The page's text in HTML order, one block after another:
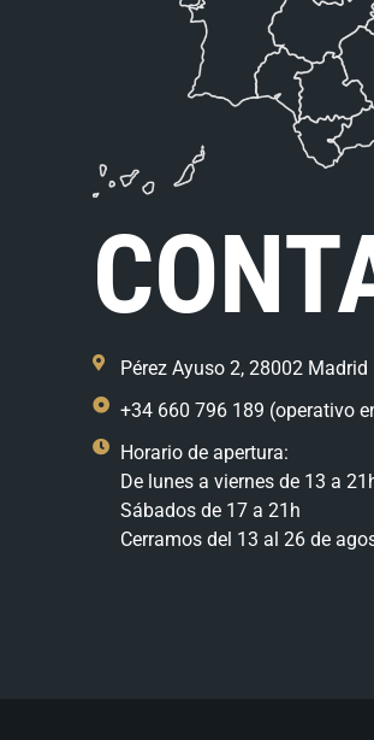
Pérez Ayuso 2, 28002 Madrid
+34 660 796 189 (operativo
Horario de apertura:
De lunes a viernes de 13 a
Sábados de 17 a 21h
Cerramos del 13 al 26 de